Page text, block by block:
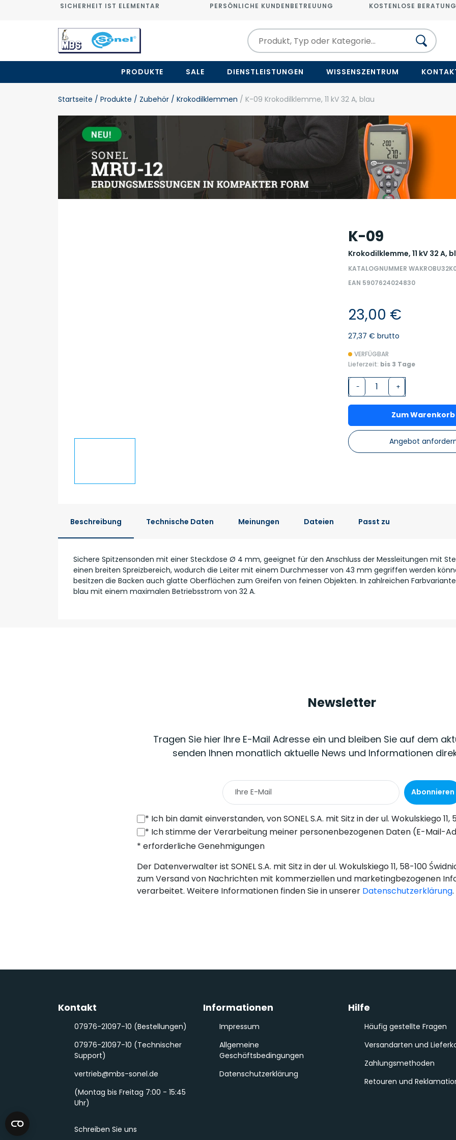
SICHERHEIT IST ELEMENTAR PERSÖNLICHE KUNDENBETREUUNG KOSTENLOSE BERATUNG
PRODUKTE SALE DIENSTLEISTUNGEN WISSENSZENTRUM
Startseite / Produkte / Zubehör / Krokodilklemmen / K-09 Krokodilklemme, 11 kV 32 A, blau
K-09
Krokodilklemme, 11 kV 32 A,
KATALOGNUMMER
EAN 5907624024830
23,00 €
27,37 € brutto
VERFÜGBAR
Lieferzeit: bis 3 Tage
- +
Zum Warenkorb
Angebot
Beschreibung Technische Daten Meinungen Dateien Passt zu
Sichere Spitzensonden mit einer Steckdose Ø 4 mm, geeignet für den Anschluss der Messleitungen mit
einen breiten Spreizbereich, wodurch die Leiter mit einem Durchmesser von 43 mm gegriffen werden
besitzen die Backen auch glatte Oberflächen zum Greifen von feinen Objekten. In zahlreichen
blau mit einem maximalen Betriebsstrom von 32 A.
Newsletter
Tragen Sie hier Ihre E-Mail Adresse ein und bleiben Sie auf dem
senden Ihnen monatlich aktuelle News und Informationen
Abonnieren
* Ich bin damit einverstanden, von SONEL S.A. mit Sitz in der ul. Wokulskiego 11, 58-100 Świdnica, kommerzielle Informationen auf elektronischem Wege (an die angegebene E-Mail-Adresse) zu Marketingzwecken gemäß Art. 398 des Gesetzes vom 12. Juli 2024 über
* Ich stimme der Verarbeitung meiner personenbezogenen Daten (E-Mail-Adresse) durch SONEL S.A. mit Sitz in ul. Wokulskiego 11, 58-100 Świdnica, zum Zwecke des Versands eines Newsletters mit kommerziellen und marketingbezogenen Informationen gemäß Art. 6 Abs. 1
* erforderliche Genehmigungen
Der Datenverwalter ist SONEL S.A. mit Sitz in der ul. Wokulskiego 11, 58-100
zum Versand von Nachrichten mit kommerziellen und marketingbezogenen
verarbeitet. Weitere Informationen finden Sie in unserer Datenschutzerklärung.
Kontakt
07976-21097-10 (Bestellungen)
07976-21097-10 (Technischer
Support)
vertrieb@mbs-sonel.de
(Montag bis Freitag 7:00 - 15:45
Uhr)
Schreiben Sie uns
Informationen
Impressum
Allgemeine
Geschäftsbedingungen
Datenschutzerklärung
Hilfe
Häufig gestellte Fragen
Versandarten und
Zahlungsmethoden
Retouren und